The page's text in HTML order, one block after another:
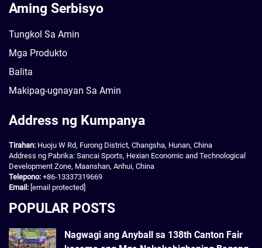
Aming Serbisyo
Tungkol Sa Amin
Mga Produkto
Balita
Makipag-ugnayan Sa Amin
Address ng Kumpanya
Tirahan: Huoju W Rd, Furong District, Changsha, Hunan, China
Address ng Pabrika: Sancai Sports, Hexian Economic and Technological
Development Zone, Maanshan, Anhui, China
Telepono: +86-13337319669
Email: [email protected]
POPULAR POSTS
Nagwagi ang Anyball sa 138th Canton Fair